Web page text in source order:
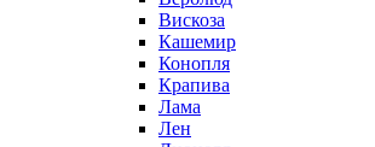
Вискоза
Кашемир
Конопля
Крапива
Лама
Лен